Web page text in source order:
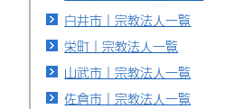
白井市｜宗教法人一覧
栄町｜宗教法人一覧
山武市｜宗教法人一覧
佐倉市｜宗教法人一覧